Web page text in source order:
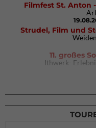
Filmfest St. Anton
Strudel, Film und
11. großes
Ithwerk-
DAV Kletter- &